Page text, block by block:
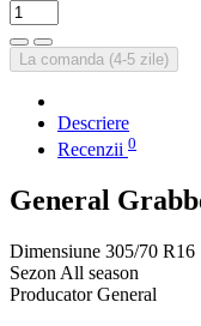
La comanda (4-5 zile)
Descriere
Recenzii 0
General
Dimensiune 305/70 R16
Sezon All season
Producator General